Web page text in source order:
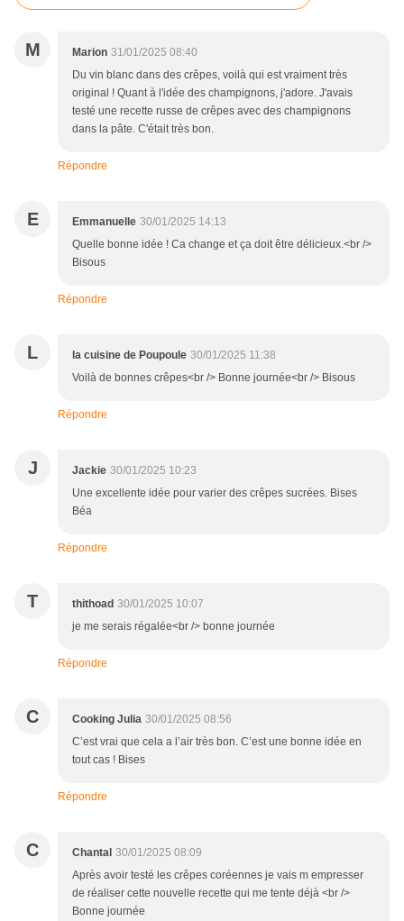
M Marion 31/01/2025 08:40
Du vin blanc dans des crêpes, voilà qui est vraiment très
original ! Quant à l'idée des champignons, j'adore. J'avais
testé une recette russe de crêpes avec des champignons
dans la pâte. C'était très bon.
Répondre
E Emmanuelle 30/01/2025 14:13
Quelle bonne idée ! Ca change et ça doit être délicieux.<br />
Bisous
Répondre
L la cuisine de Poupoule 30/01/2025 11:38
Voilà de bonnes crêpes<br /> Bonne journée<br /> Bisous
Répondre
J Jackie 30/01/2025 10:23
Une excellente idée pour varier des crêpes sucrées. Bises
Béa
Répondre
T thithoad 30/01/2025 10:07
je me serais régalée<br /> bonne journée
Répondre
C Cooking Julia 30/01/2025 08:56
C’est vrai que cela a l’air très bon. C’est une bonne idée en
tout cas ! Bises
Répondre
C Chantal 30/01/2025 08:09
Après avoir testé les crêpes coréennes je vais m empresser
de réaliser cette nouvelle recette qui me tente déjà <br />
Bonne journée